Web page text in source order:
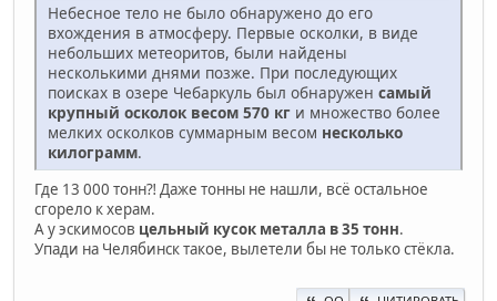
Небесное тело не было обнаружено до его
вхождения в атмосферу. Первые осколки, в виде
небольших метеоритов, были найдены
несколькими днями позже. При последующих
поисках в озере Чебаркуль был обнаружен самый
крупный осколок весом 570 кг и множество более
мелких осколков суммарным весом несколько
килограмм.
Где 13 000 тонн⁈ Даже тонны не нашли, всё остальное
сгорело к херам.
А у эскимосов цельный кусок металла в 35 тонн.
Упади на Челябинск такое, вылетели бы не только стёкла.